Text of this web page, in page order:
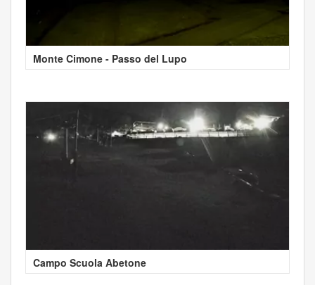
Monte Cimone - Passo del Lupo
Campo Scuola Abetone